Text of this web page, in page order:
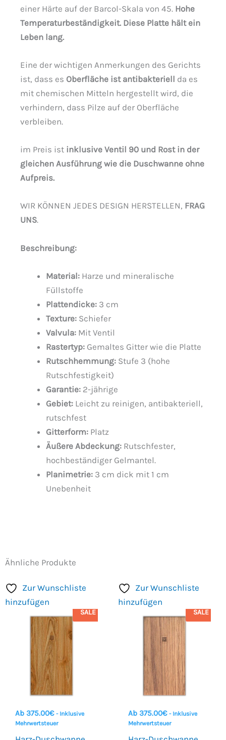
einer Härte auf der Barcol-Skala von 45. Hohe
Temperaturbeständigkeit. Diese Platte hält ein
Leben lang.
Eine der wichtigen Anmerkungen des Gerichts
ist, dass es Oberfläche ist antibakteriell da es
mit chemischen Mitteln hergestellt wird, die
verhindern, dass Pilze auf der Oberfläche
verbleiben.
im Preis ist inklusive Ventil 90 und Rost in der
gleichen Ausführung wie die Duschwanne ohne
Aufpreis.
WIR KÖNNEN JEDES DESIGN HERSTELLEN, FRAG
UNS.
Beschreibung:
Material: Harze und mineralische
Füllstoffe
Plattendicke: 3 cm
Texture: Schiefer
Valvula: Mit Ventil
Rastertyp: Gemaltes Gitter wie die Platte
Rutschhemmung: Stufe 3 (hohe
Rutschfestigkeit)
Garantie: 2-jährige
Gebiet: Leicht zu reinigen, antibakteriell,
rutschfest
Gitterform: Platz
Äußere Abdeckung: Rutschfester,
hochbeständiger Gelmantel.
Planimetrie: 3 cm dick mit 1 cm
Unebenheit
Ähnliche Produkte
Zur Wunschliste
hinzufügen
SALE
Ab 375.00€ - Inklusive
Mehrwertsteuer
Zur Wunschliste
hinzufügen
SALE
Ab 375.00€ - Inklusive
Mehrwertsteuer